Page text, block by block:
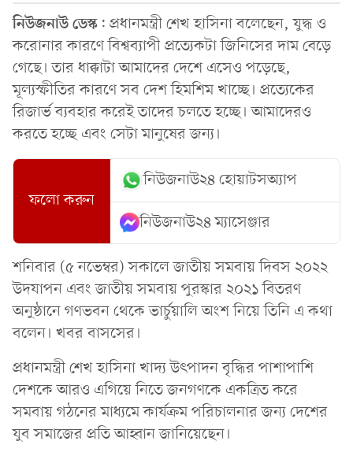
নিউজনাউডেস্ক : প্রধানমন্ত্রী শেখ হাসিনা বলেছেন, যুদ্ধ ও
করোনার কারণে বিশ্বব্যাপী প্রত্যেকটা জিনিসের দাম বেড়ে
গেছে। তার ধাক্কাটা আমাদের দেশে এসেও পড়েছে,
মূল্যস্ফীতির কারণে সব দেশ হিমশিম খাচ্ছে। প্রত্যেকের
রিজার্ভ ব্যবহার করেই তাদের চলতে হচ্ছে। আমাদেরও
করতে হচ্ছে এবং সেটা মানুষের জন্য।
ফলো করুন
নিউজনাউ২৪ হোয়াটসঅ্যাপ
নিউজনাউ২৪ ম্যাসেঞ্জার
শনিবার (৫ নভেম্বর) সকালে জাতীয় সমবায় দিবস ২০২২
উদযাপন এবং জাতীয় সমবায় পুরস্কার ২০২১ বিতরণ
অনুষ্ঠানে গণভবন থেকে ভার্চুয়ালি অংশ নিয়ে তিনি এ কথা
বলেন। খবর বাসসের।
প্রধানমন্ত্রী শেখ হাসিনা খাদ্য উৎপাদন বৃদ্ধির পাশাপাশি
দেশকে আরও এগিয়ে নিতে জনগণকে একত্রিত করে
সমবায় গঠনের মাধ্যমে কার্যক্রম পরিচালনার জন্য দেশের
যুব সমাজের প্রতি আহ্বান জানিয়েছেন।